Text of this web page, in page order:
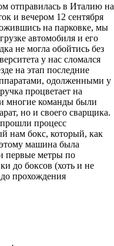
отправилась в Италию на
и вечером 12 сентября
на парковке, мы
автомобиля и его
не могла обойтись без
у нас сломался
на этап последние
одолженными у
процветает на
многие команды были
но и своего сварщика.
процесс
нам бокс, который, как
машина была
первые метры по
до боксов (хоть и не
прохождения